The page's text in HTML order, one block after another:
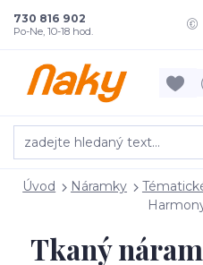
730 816 902
Po-Ne, 10-18 hod.
Úvod Náramky
Tkaný